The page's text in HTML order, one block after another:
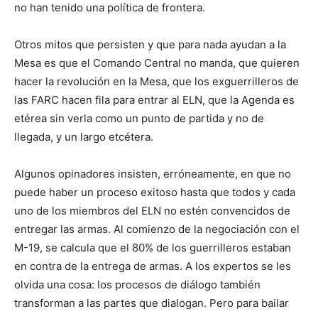
no han tenido una política de frontera.
Otros mitos que persisten y que para nada ayudan a la
Mesa es que el Comando Central no manda, que quieren
hacer la revolución en la Mesa, que los exguerrilleros de
las FARC hacen fila para entrar al ELN, que la Agenda es
etérea sin verla como un punto de partida y no de
llegada, y un largo etcétera.
Algunos opinadores insisten, erróneamente, en que no
puede haber un proceso exitoso hasta que todos y cada
uno de los miembros del ELN no estén convencidos de
entregar las armas. Al comienzo de la negociación con el
M-19, se calcula que el 80% de los guerrilleros estaban
en contra de la entrega de armas. A los expertos se les
olvida una cosa: los procesos de diálogo también
transforman a las partes que dialogan. Pero para bailar